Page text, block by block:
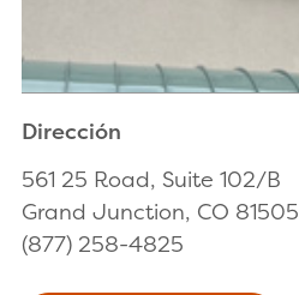
Dirección
561 25 Road, Suite 102/B
Grand Junction, CO 81505
(877) 258-4825